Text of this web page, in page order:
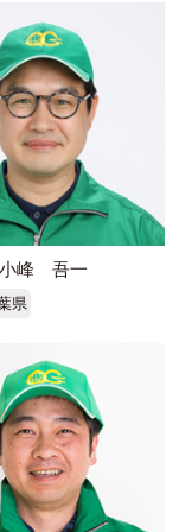
小峰 吾一
県